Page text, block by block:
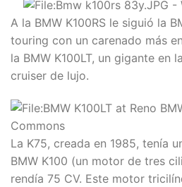
A la BMW K100RS le siguió la
touring con un carenado más
la BMW K100LT, un gigante en
cruiser de lujo.
La K75, creada en 1985, tenía
BMW K100 (un motor de tres
rendía 75 CV. Este motor